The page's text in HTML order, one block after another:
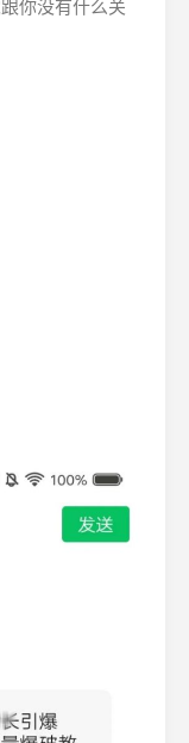
你没有什么关